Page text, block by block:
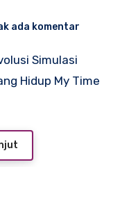
ada komentar
Hidup My Time